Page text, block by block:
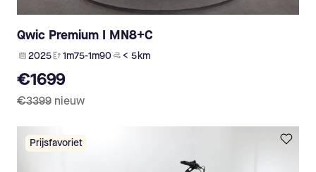
Qwic Premium I MN8+C
2025 1m75-1m90 < 5 km
€1699
€3399 nieuw
Prijsfavoriet